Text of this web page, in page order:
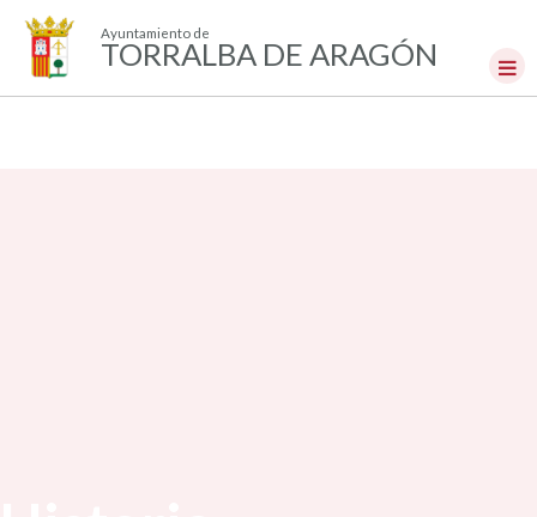
Ayuntamiento de
TORRALBA DE ARAGÓN